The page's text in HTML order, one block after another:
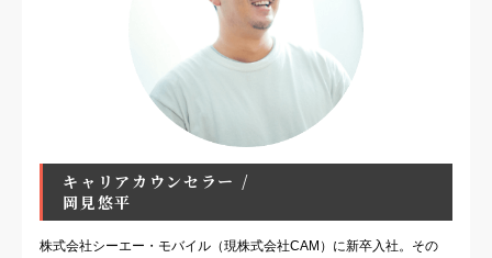
キャリアカウンセラー /
岡見悠平
株式会社シーエー・モバイル（現株式会社CAM）に新卒入社。その